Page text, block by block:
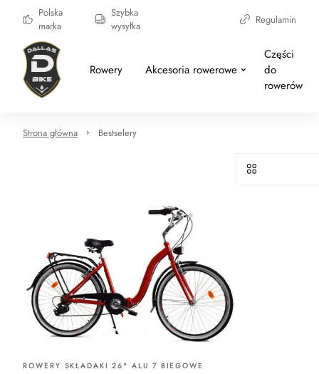
Polska
marka
Szybka
wysyłka
Regulamin
Rowery Akcesoria rowerowe
Części
do
rowerów
Strona główna Bestselery
ROWERY SKŁADAKI 26" ALU 7 BIEGOWE